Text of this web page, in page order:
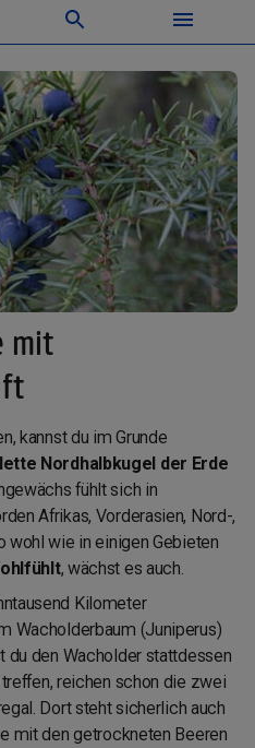
mit
kannst du im Grunde
Nordhalbkugel der Erde
fühlt sich in
Afrikas, Vorderasien, Nord-,
wohl wie in einigen Gebieten
, wächst es auch.
Kilometer
Wacholderbaum (Juniperus)
du den Wacholder stattdessen
treffen, reichen schon die zwei
Dort steht sicherlich auch
mit den getrockneten Beeren